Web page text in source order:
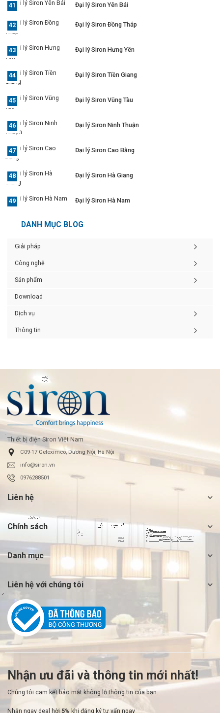
Đại lý Siron Yên Bái
Đại lý Siron Đồng Tháp
Đại lý Siron Hưng Yên
Đại lý Siron Tiền Giang
Đại lý Siron Vũng Tàu
Đại lý Siron Ninh Thuận
Đại lý Siron Cao Bằng
Đại lý Siron Hà Giang
Đại lý Siron Hà Nam
DANH MỤC BLOG
Giải pháp
Công nghệ
Sản phẩm
Download
Dịch vụ
Thông tin
Thiết bị điện Siron Việt Nam
C09-17 Geleximco, Dương Nội, Hà Nội
info@siron.vn
0976288501
Liên hệ
Chính sách
Danh mục
Liên hệ với chúng tôi
Nhận ưu đãi và thông tin mới nhất!
Chúng tôi cam kết bảo mật không lộ thông tin của bạn.
Nhận ngay deal hời 5% khi đăng ký tư vấn ngay